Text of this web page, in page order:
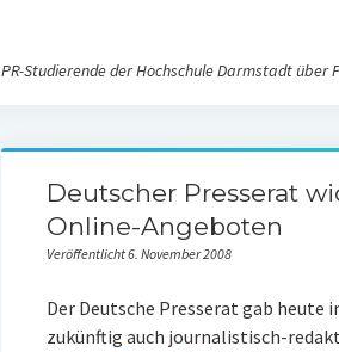
PR-Studierende der Hochschule Darmstadt über
Deutscher Presserat
Online-Angeboten
Veröffentlicht 6. November 2008
Der Deutsche Presserat gab heute
zukünftig auch journalistisch-